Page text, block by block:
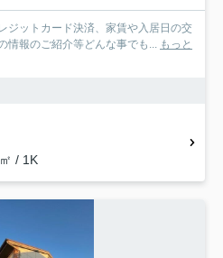
ジットカード決済、家賃や入居日の交
情報のご紹介等どんな事でも... もっと
/ 1K